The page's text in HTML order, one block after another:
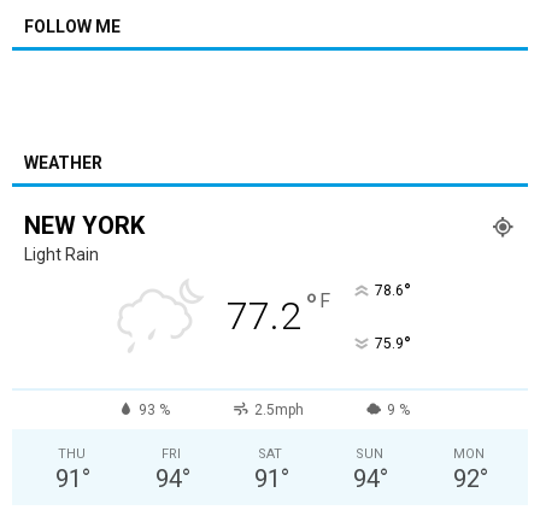
FOLLOW ME
WEATHER
NEW YORK
Light Rain
77.2° F 78.6°
75.9°
93 % 2.5mph 9 %
THU
91 °
FRI
94°
SAT
91 °
SUN
94°
MON
92°